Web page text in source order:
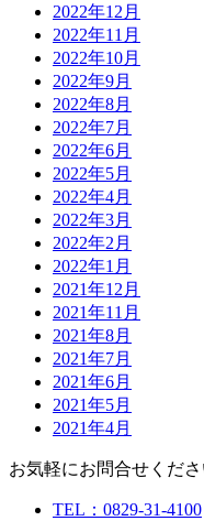
2022年12月
2022年11月
2022年10月
2022年9月
2022年8月
2022年7月
2022年6月
2022年5月
2022年4月
2022年3月
2022年2月
2022年1月
2021年12月
2021年11月
2021年8月
2021年7月
2021年6月
2021年5月
2021年4月
お気軽にお問合せくださ
TEL：0829-31-4100